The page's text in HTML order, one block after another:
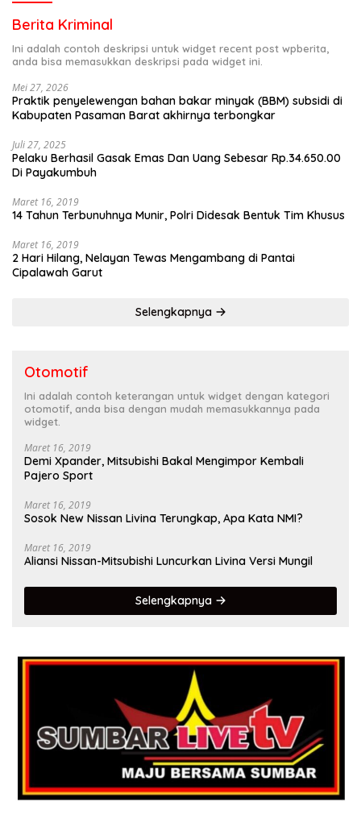
Berita Kriminal
Ini adalah contoh deskripsi untuk widget recent post wpberita,
anda bisa memasukkan deskripsi pada widget ini.
Mei 27, 2026
Praktik penyelewengan bahan bakar minyak (BBM) subsidi di
Kabupaten Pasaman Barat akhirnya terbongkar
Juli 27, 2025
Pelaku Berhasil Gasak Emas Dan Uang Sebesar Rp.34.650.00
Di Payakumbuh
Maret 16, 2019
14 Tahun Terbunuhnya Munir, Polri Didesak Bentuk Tim Khusus
Maret 16, 2019
2 Hari Hilang, Nelayan Tewas Mengambang di Pantai
Cipalawah Garut
Selengkapnya
Otomotif
Ini adalah contoh keterangan untuk widget dengan kategori
otomotif, anda bisa dengan mudah memasukkannya pada
widget.
Maret 16, 2019
Demi Xpander, Mitsubishi Bakal Mengimpor Kembali
Pajero Sport
Maret 16, 2019
Sosok New Nissan Livina Terungkap, Apa Kata NMI?
Maret 16, 2019
Aliansi Nissan-Mitsubishi Luncurkan Livina Versi Mungil
Selengkapnya